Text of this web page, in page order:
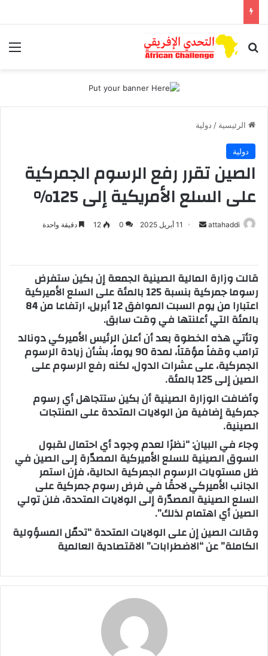
بحث عن
الرئيسية / دولية
دولية
الصين تقرر رفع الرسوم الجمركية
على السلع الأمريكية إلى 125%
attahaddi
ل
ب
ر
ي
د
ا
إ
ل
ك
ت
ر
ن
11 أبريل 2025 0
12 دقيقة واحدة
قالت وزارة المالية الصينية الجمعة إن بكين ستفرض
رسوما جمركية بنسبة 125 بالمئة على السلع الأميركية
اعتبارا من يوم السبت الموافق 12 أبريل، ارتفاعا من 84
بالمئة التي أعلنتها في وقت سابق.
وتأتي هذه الخطوة بعد أن أعلن الرئيس الأميركي دونالد
ترامب وقفاً مؤقتاً، لمدة 90 يوماً، بشأن زيادة الرسوم
الجمركية، على عشرات الدول، لكنه رفع الرسوم على
الصين إلى 125 بالمئة.
وأضافت الوزارة الصينية أن بكين ستتجاهل أي رسوم
جمركية إضافية من الولايات المتحدة على المنتجات
الصينية.
وجاء في البيان: “نظرًا لعدم وجود أي احتمال لقبول
السوق الصينية للسلع الأميركية المصدّرة إلى الصين في
ظل مستويات الرسوم الجمركية الحالية، فإن استمر
الجانب الأميركي لاحقًا في فرض رسوم جمركية على
السلع الصينية المصدّرة إلى الولايات المتحدة، فلن تولي
الصين أي اهتمام لذلك”.
وقالت الصين إن على الولايات المتحدة “تحمّل المسؤولية
الكاملة” عن “الاضطرابات” الاقتصادية العالمية